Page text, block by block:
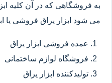
به فروشگاهی که در آن کلیه
می شود ابزار یراق فروشی یا
عمده فروشی ابزار یراق
فروشگاه لوازم ساختمانی
تولیدکننده ابزار یراق